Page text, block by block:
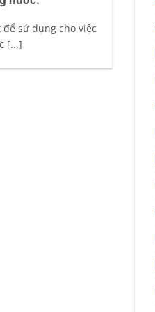
sử dụng cho việc
[...]